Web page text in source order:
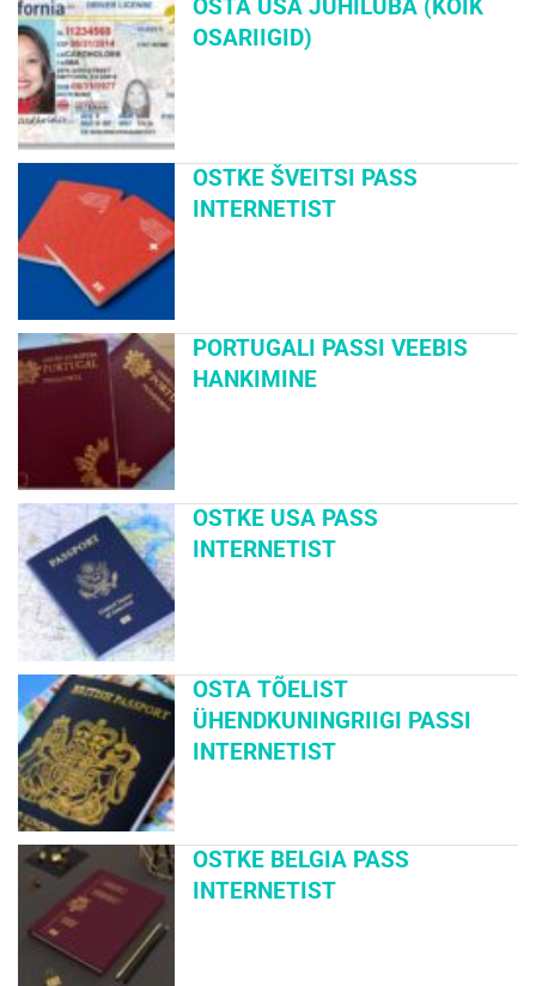
OSTA USA JUHILUBA (KÕIK
OSARIIGID)
OSTKE ŠVEITSI PASS
INTERNETIST
PORTUGALI PASSI VEEBIS
HANKIMINE
OSTKE USA PASS
INTERNETIST
OSTA TÕELIST
ÜHENDKUNINGRIIGI PASSI
INTERNETIST
OSTKE BELGIA PASS
INTERNETIST